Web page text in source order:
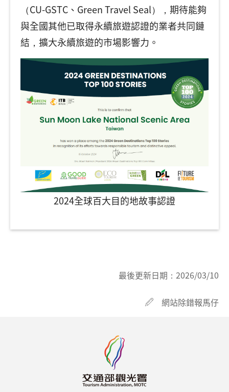
（CU-GSTC、Green Travel Seal），期待能夠
與全國其他已取得永續旅遊認證的業者共同鏈
結，擴大永續旅遊的市場影響力。
2024全球百大目的地故事認證
最後更新日期： 2026/03/10
網站除錯報馬仔